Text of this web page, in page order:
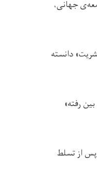
جهانی،
دانسته
رفته»
پس از تسلط